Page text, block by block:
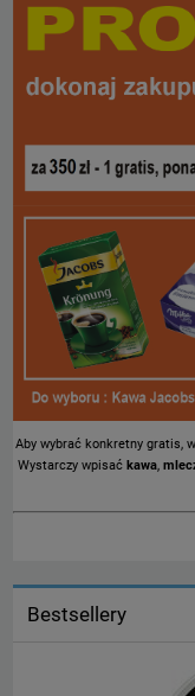
Aby wybrać konkretny gratis,
Wystarczy wpisać kawa,
Bestsellery